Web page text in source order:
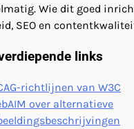
Wie dit goed
SEO en
links
richtlijnen van W3C
over alternatieve